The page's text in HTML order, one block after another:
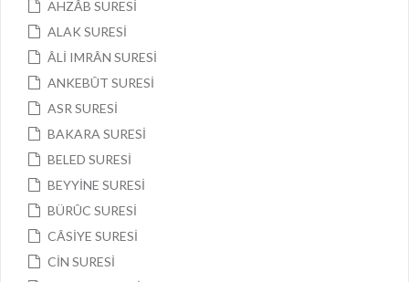
AHZÂB SURESİ
ALAK SURESİ
ÂLİ IMRÂN SURESİ
ANKEBÛT SURESİ
ASR SURESİ
BAKARA SURESİ
BELED SURESİ
BEYYİNE SURESİ
BÜRÛC SURESİ
CÂSİYE SURESİ
CİN SURESİ